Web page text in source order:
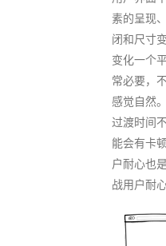
素的呈现
闭和尺寸
变化一个
常必要，
感觉自然
过渡时间
能会有卡
户耐心也
战用户耐心